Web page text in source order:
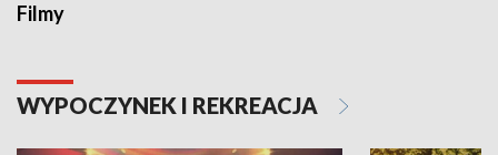
Filmy
WYPOCZYNEK I REKREACJA